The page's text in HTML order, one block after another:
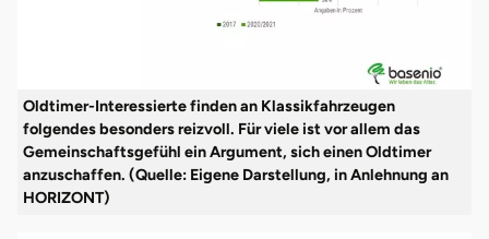
Oldtimer-Interessierte finden an Klassikfahrzeugen
folgendes besonders reizvoll. Für viele ist vor allem das
Gemeinschaftsgefühl ein Argument, sich einen Oldtimer
anzuschaffen. (Quelle: Eigene Darstellung, in Anlehnung an
HORIZONT)